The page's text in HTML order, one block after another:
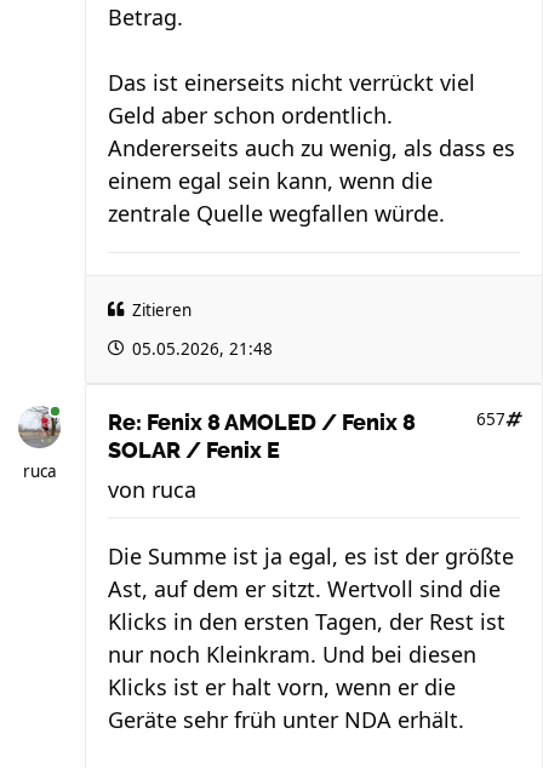
Betrag.
Das ist einerseits nicht verrückt viel
Geld aber schon ordentlich.
Andererseits auch zu wenig, als dass es
einem egal sein kann, wenn die
zentrale Quelle wegfallen würde.
Zitieren
05.05.2026, 21:48
ruca
Re: Fenix 8 AMOLED / Fenix 8
SOLAR / Fenix E
657
von ruca
Die Summe ist ja egal, es ist der größte
Ast, auf dem er sitzt. Wertvoll sind die
Klicks in den ersten Tagen, der Rest ist
nur noch Kleinkram. Und bei diesen
Klicks ist er halt vorn, wenn er die
Geräte sehr früh unter NDA erhält.